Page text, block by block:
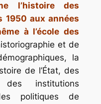
l’histoire des
1950 aux années
à l’école des
et de
la
de l’État, des
des institutions
politiques de